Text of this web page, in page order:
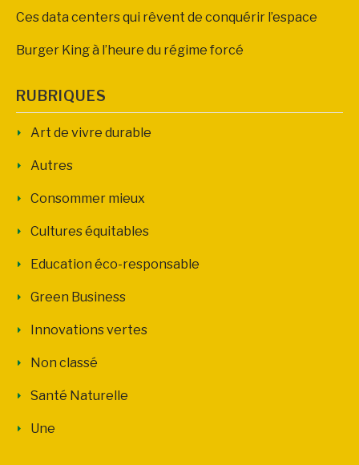
Ces data centers qui rêvent de conquérir l’espace
Burger King à l’heure du régime forcé
RUBRIQUES
Art de vivre durable
Autres
Consommer mieux
Cultures équitables
Education éco-responsable
Green Business
Innovations vertes
Non classé
Santé Naturelle
Une